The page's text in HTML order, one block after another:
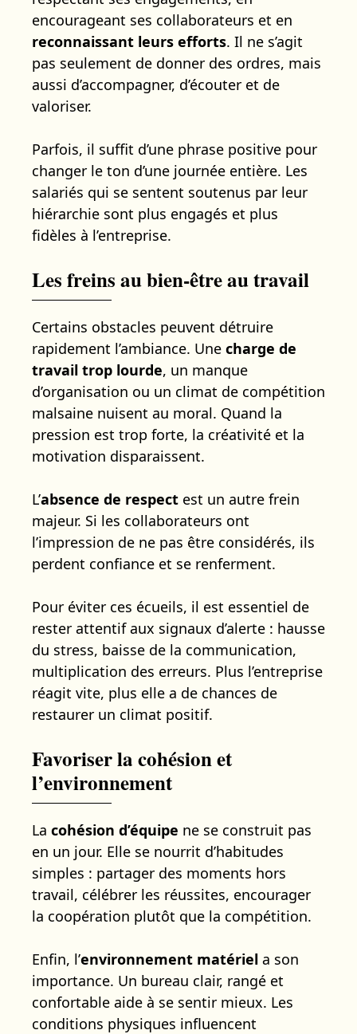
encourageant ses collaborateurs et en
reconnaissant leurs efforts. Il ne s’agit
pas seulement de donner des ordres, mais
aussi d’accompagner, d’écouter et de
valoriser.
Parfois, il suffit d’une phrase positive pour
changer le ton d’une journée entière. Les
salariés qui se sentent soutenus par leur
hiérarchie sont plus engagés et plus
fidèles à l’entreprise.
Les freins au bien-être au travail
Certains obstacles peuvent détruire
rapidement l’ambiance. Une charge de
travail trop lourde, un manque
d’organisation ou un climat de compétition
malsaine nuisent au moral. Quand la
pression est trop forte, la créativité et la
motivation disparaissent.
L’absence de respect est un autre frein
majeur. Si les collaborateurs ont
l’impression de ne pas être considérés, ils
perdent confiance et se renferment.
Pour éviter ces écueils, il est essentiel de
rester attentif aux signaux d’alerte : hausse
du stress, baisse de la communication,
multiplication des erreurs. Plus l’entreprise
réagit vite, plus elle a de chances de
restaurer un climat positif.
Favoriser la cohésion et
l’environnement
La cohésion d’équipe ne se construit pas
en un jour. Elle se nourrit d’habitudes
simples : partager des moments hors
travail, célébrer les réussites, encourager
la coopération plutôt que la compétition.
Enfin, l’environnement matériel a son
importance. Un bureau clair, rangé et
confortable aide à se sentir mieux. Les
conditions physiques influencent